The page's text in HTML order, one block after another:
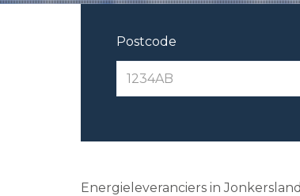
Postcode
Energieleveranciers in